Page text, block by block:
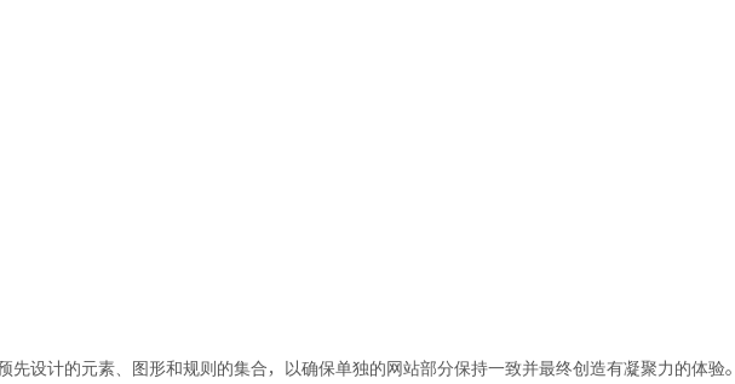
先设计的元素、图形和规则的集合，以确保单独的网站部分保持一致并最终创造有凝聚力的体验。